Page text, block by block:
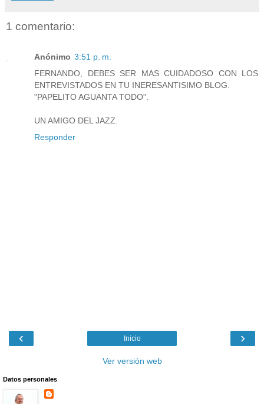
1 comentario:
Anónimo 3:51 p. m.
FERNANDO, DEBES SER MAS CUIDADOSO CON LOS
ENTREVISTADOS EN TU INERESANTISIMO BLOG.
"PAPELITO AGUANTA TODO".
UN AMIGO DEL JAZZ.
Responder
‹ ›
Inicio
Ver versión web
Datos personales